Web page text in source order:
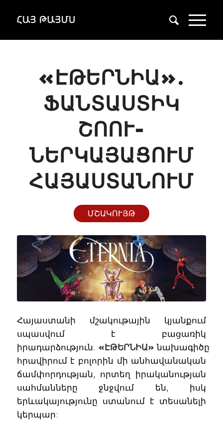
«ԷԹԵՐՆԻԱ».
ՖԱՆՏԱՍՏԻԿ
ՇՈՈՒ-
ՆԵՐԿԱՅԱՑՈՒՄ
ՀԱՅԱՍՏԱՆՈՒՄ
ՄՇԱԿՈՒՅԹ
Հայաստանի մշակութային կյանքում
սպասվում է բացառիկ
իրադարձություն. «ԷԹԵՐՆԻԱ» նախագիծը
հրավիրում է բոլորին մի անհավանական
ճամփորդության, որտեղ իրականության
սահմանները ջնջվում են, իսկ
երևակայությունը ստանում է տեսանելի
կերպար: